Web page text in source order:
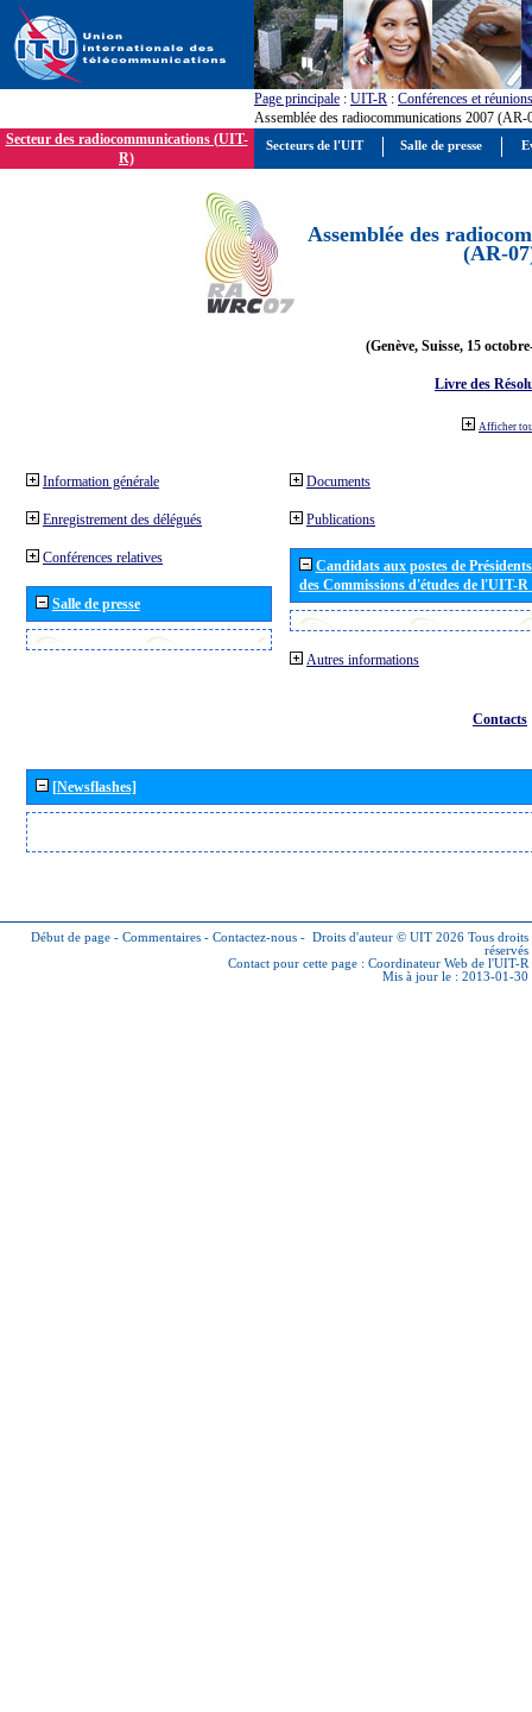
Page principale : UIT-R : Conférences et réunions
Assemblée des radiocommunications 2007 (AR-
Secteur des radiocommunications (UIT-
R)
Assemblée des
(AR-
(Genève, Suisse, 15
Livre des
Afficher
Information générale
Enregistrement des délégués
Conférences relatives
Salle de presse
Documents
Publications
Candidats aux postes de
des Commissions d'études de l'UIT-
Autres informations
Contacts
[Newsflashes]
Début de page - Commentaires - Contactez-nous - Droits d'auteur © UIT 2026 Tous droits
réservés
Contact pour cette page : Coordinateur Web de l'UIT-R
Mis à jour le : 2013-01-30
Secteurs de l'UIT Salle de presse